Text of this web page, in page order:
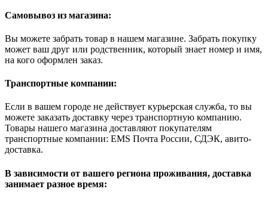
Самовывоз из магазина:
Вы можете забрать товар в нашем магазине. Забрать покупку
может ваш друг или родственник, который знает номер и имя,
на кого оформлен заказ.
Транспортные компании:
Если в вашем городе не действует курьерская служба, то вы
можете заказать доставку через транспортную компанию.
Товары нашего магазина доставляют покупателям
транспортные компании: EMS Почта России, СДЭК, авито-
доставка.
В зависимости от вашего региона проживания, доставка
занимает разное время: